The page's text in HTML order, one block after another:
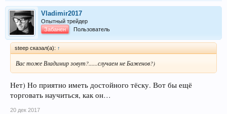
Vladimir2017
Опытный трейдер
Забанен
Пользователь
steep сказал(а): ↑
Вас тоже Владимир зовут?......случаем не Баженов?)
Нет) Но приятно иметь достойного тёску. Вот бы ещё
торговать научиться, как он…
20 дек 2017